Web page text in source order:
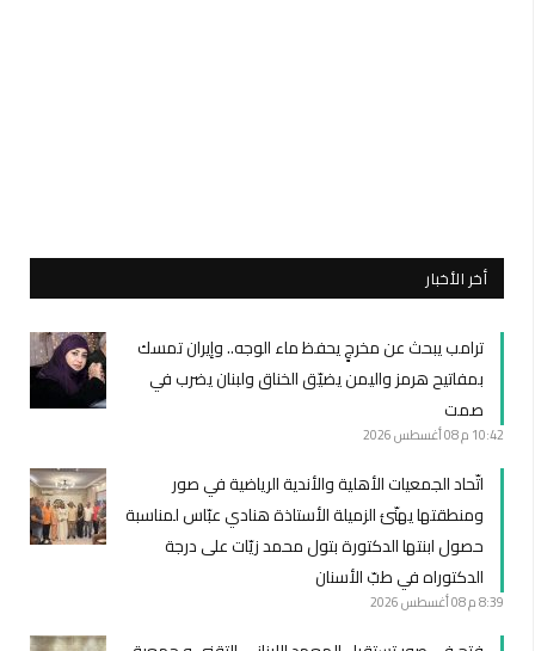
أخر الأخبار
ترامب يبحث عن مخرجٍ يحفظ ماء الوجه.. وإيران تمسك
بمفاتيح هرمز واليمن يضيّق الخناق ولبنان يضرب في
صمت
10:42 م 08 أغسطس 2026
اتّحاد الجمعيات الأهلية والأندية الرياضية في صور
ومنطقتها يهنّئ الزميلة الأستاذة هنادي عبّاس لمناسبة
حصول ابنتها الدكتورة بتول محمد زيّات على درجة
الدكتوراه في طبّ الأسنان
8:39 م 08 أغسطس 2026